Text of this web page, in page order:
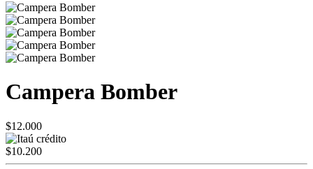
Campera Bomber
$12.000
$10.200